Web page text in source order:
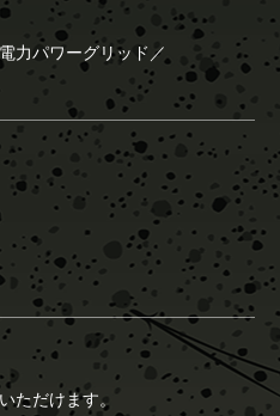
力パワーグリッド／
ただけます。